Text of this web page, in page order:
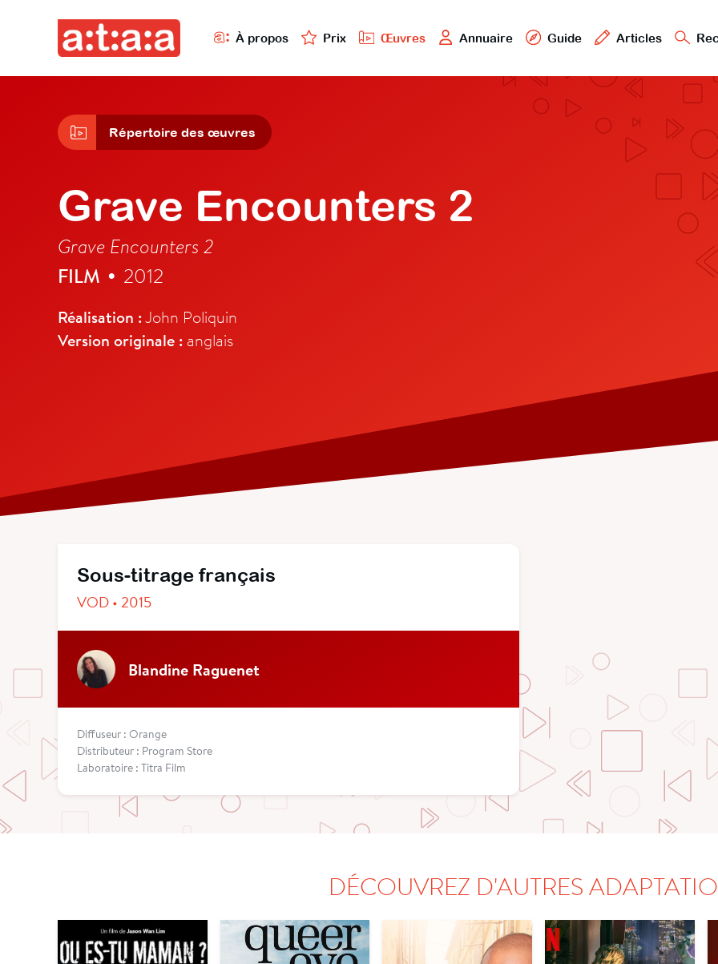
À propos Prix Œuvres Annuaire Guide Articles
Répertoire des œuvres
Grave Encounters 2
Grave Encounters 2
FILM • 2012
Réalisation :John Poliquin
Version originale : anglais
Sous-titrage français
VOD • 2015
Blandine Raguenet
Diffuseur : Orange
Distributeur : Program Store
Laboratoire : Titra Film
DÉCOUVREZ D'AUTRES